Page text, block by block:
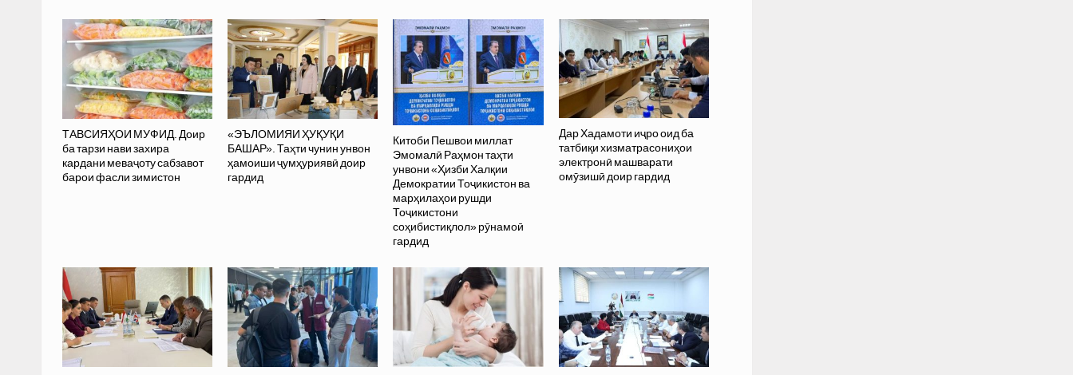
ТАВСИЯҲОИ МУФИД. Доир
ба тарзи нави захира
кардани меваҷоту сабзавот
барои фасли зимистон
«ЭЪЛОМИЯИ ҲУҚУҚИ
БАШАР». Таҳти чунин унвон
ҳамоиши ҷумҳуриявӣ доир
гардид
Китоби Пешвои миллат
Эмомалӣ Раҳмон таҳти
унвони «Ҳизби Халқии
Демократии Тоҷикистон ва
марҳилаҳои рушди
Тоҷикистони
соҳибистиқлол» рӯнамоӣ
гардид
Дар Хадамоти иҷро оид ба
татбиқи хизматрасониҳои
электронӣ машварати
омӯзишӣ доир гардид